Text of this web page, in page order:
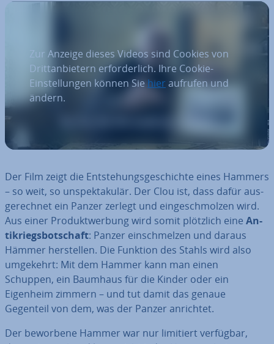
Zur Anzeige dieses Videos sind Cookies von
Drittanbietern erforderlich. Ihre Cookie-
Einstellungen können Sie hier aufrufen und
ändern.
Der Film zeigt die Ent­ste­hungs­ge­schich­te eines Hammers
– so weit, so un­spek­ta­ku­lär. Der Clou ist, dass dafür aus­
ge­rech­net ein Panzer zerlegt und ein­ge­schmol­zen wird.
Aus einer Pro­dukt­wer­bung wird somit plötzlich eine An­
ti­kriegs­bot­schaft: Panzer ein­schmel­zen und daraus
Hämmer her­stel­len. Die Funktion des Stahls wird also
umgekehrt: Mit dem Hammer kann man einen
Schuppen, ein Baumhaus für die Kinder oder ein
Eigenheim zimmern – und tut damit das genaue
Gegenteil von dem, was der Panzer anrichtet.
Der beworbene Hammer war nur limitiert verfügbar,